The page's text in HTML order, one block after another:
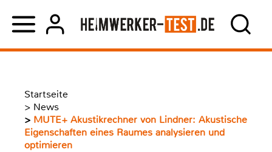
Startseite
> News
> MUTE+ Akustikrechner von Lindner: Akustische
Eigenschaften eines Raumes analysieren und
optimieren